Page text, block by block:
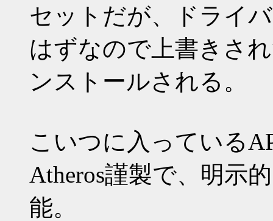
セットだが、ドライ
はずなので上書きさ
ンストールされる。
こいつに入っている
Atheros謹製で、明示
能。